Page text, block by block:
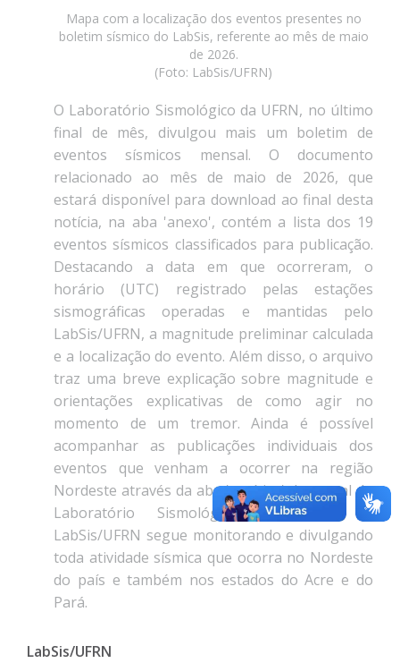
Mapa com a localização dos eventos presentes no
boletim sísmico do LabSis, referente ao mês de maio
de 2026.
(Foto: LabSis/UFRN)
O Laboratório Sismológico da UFRN, no último
final de mês, divulgou mais um boletim de
eventos sísmicos mensal. O documento
relacionado ao mês de maio de 2026, que
estará disponível para download ao final desta
notícia, na aba 'anexo', contém a lista dos 19
eventos sísmicos classificados para publicação.
Destacando a data em que ocorreram, o
horário (UTC) registrado pelas estações
sismográficas operadas e mantidas pelo
LabSis/UFRN, a magnitude preliminar calculada
e a localização do evento. Além disso, o arquivo
traz uma breve explicação sobre magnitude e
orientações explicativas de como agir no
momento de um tremor. Ainda é possível
acompanhar as publicações individuais dos
eventos que venham a ocorrer na região
Nordeste através da aba 'notícias' do portal do
Laboratório Sismológico da UFRN. O
LabSis/UFRN segue monitorando e divulgando
toda atividade sísmica que ocorra no Nordeste
do país e também nos estados do Acre e do
Pará.
LabSis/UFRN